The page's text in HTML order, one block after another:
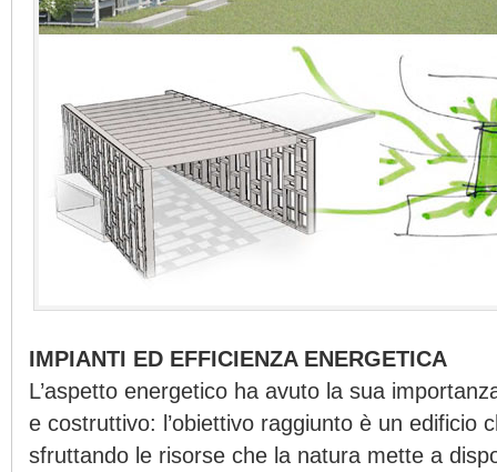
IMPIANTI ED EFFICIENZA ENERGETICA
L’aspetto energetico ha avuto la sua
e costruttivo: l’obiettivo raggiunto è un edificio
sfruttando le risorse che la natura mette a